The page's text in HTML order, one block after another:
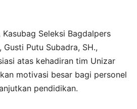
Seleksi Bagdalpers
Gusti Putu Subadra, SH.,
atas kehadiran tim Unizar
motivasi besar bagi personel
pendidikan.